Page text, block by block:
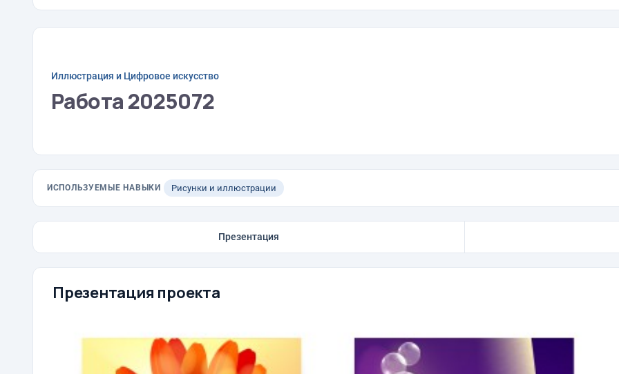
Иллюстрация и Цифровое искусство
Работа 2025072
ИСПОЛЬЗУЕМЫЕ НАВЫКИ Рисунки и иллюстрации
Презентация
Презентация проекта